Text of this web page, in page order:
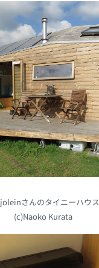
さんのタイニーハウス
(c)Naoko Kurata